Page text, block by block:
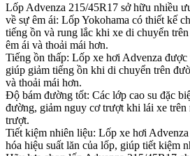
Lốp Advenza 215/45R17 sở hữu nhiều
về sự êm ái: Lốp Yokohama có thiết kế
tiếng ồn và rung lắc khi xe di chuyển
êm ái và thoải mái hơn.
Tiếng ồn thấp: Lốp xe hơi Advenza
giúp giảm tiếng ồn khi di chuyển trên
và thoải mái hơn.
Độ bám đường tốt: Các lớp cao su đặc
đường, giảm nguy cơ trượt khi lái xe trên
trượt.
Tiết kiệm nhiên liệu: Lốp xe hơi
hóa hiệu suất lăn của lốp, giúp tiết kiệm